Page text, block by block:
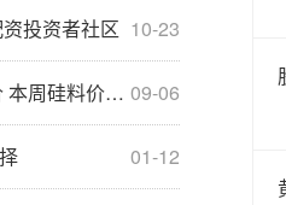
10-23
投资者社区
09-06
但涨势或难延续
01-12